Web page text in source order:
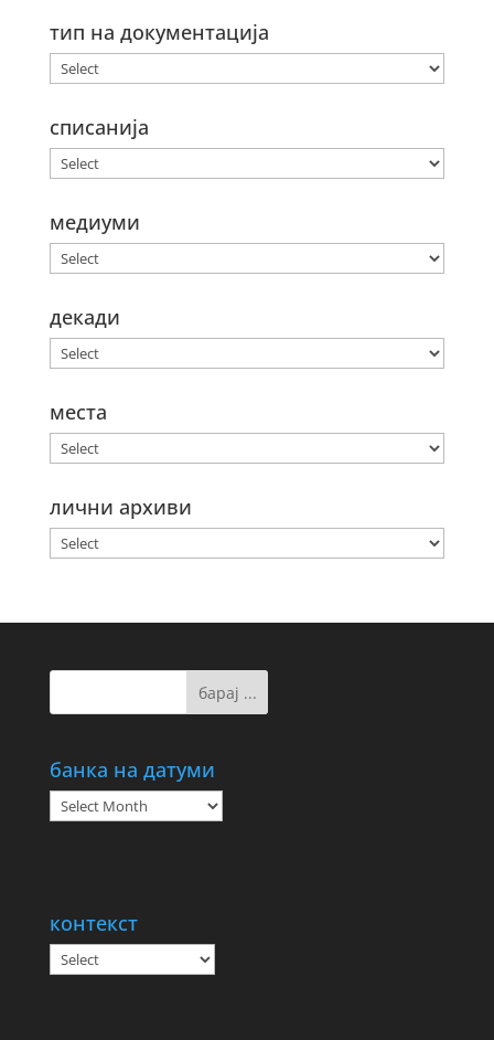
тип на документација
списанија
медиуми
декади
места
лични архиви
банка на датуми
банка
на
контекст